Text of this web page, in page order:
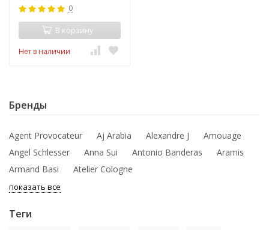
0
В корзину
Нет в наличии
Бренды
Agent Provocateur Aj Arabia Alexandre J
Amouage
Angel Schlesser
Anna Sui Antonio Banderas
Aramis
Armand Basi
Atelier Cologne
показать все
Теги